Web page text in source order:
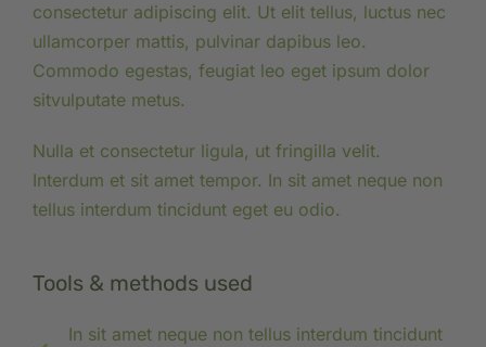
consectetur adipiscing elit. Ut elit tellus, luctus nec
ullamcorper mattis, pulvinar dapibus leo.
Commodo egestas, feugiat leo eget ipsum dolor
sitvulputate metus.
Nulla et consectetur ligula, ut fringilla velit.
Interdum et sit amet tempor. In sit amet neque non
tellus interdum tincidunt eget eu odio.
Tools & methods used
In sit amet neque non tellus interdum tincidunt